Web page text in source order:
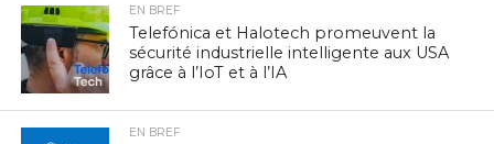
EN BREF
Telefónica et Halotech promeuvent la
sécurité industrielle intelligente aux USA
grâce à l’IoT et à l’IA
EN BREF